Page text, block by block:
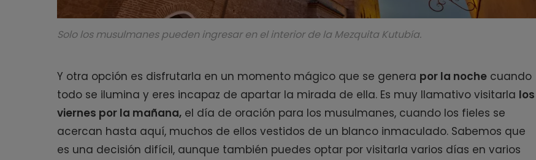
Solo los musulmanes pueden ingresar en el interior de la Mezquita Kutubía.
Y otra opción es disfrutarla en un momento mágico que se genera por la noche cuando
todo se ilumina y eres incapaz de apartar la mirada de ella. Es muy llamativo visitarla los
viernes por la mañana, el día de oración para los musulmanes, cuando los fieles se
acercan hasta aquí, muchos de ellos vestidos de un blanco inmaculado. Sabemos que
es una decisión difícil, aunque también puedes optar por visitarla varios días en varios